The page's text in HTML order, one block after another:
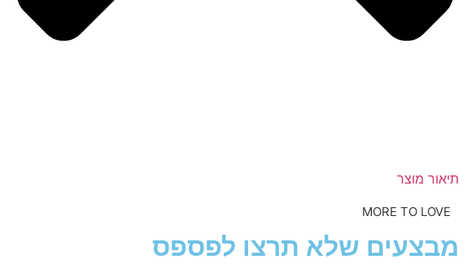
תיאור מוצר
MORE TO LOVE
מבצעים שלא תרצו לפספס